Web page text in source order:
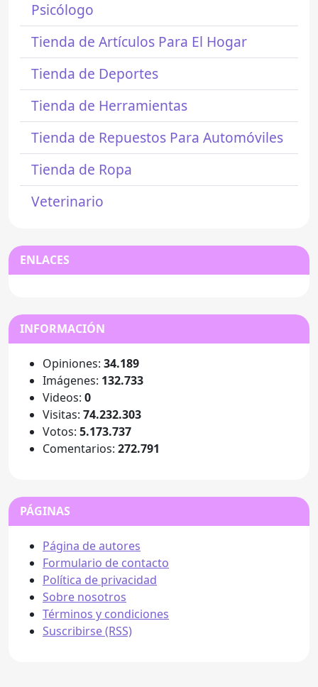
Psicólogo
Tienda de Artículos Para El Hogar
Tienda de Deportes
Tienda de Herramientas
Tienda de Repuestos Para Automóviles
Tienda de Ropa
Veterinario
ENLACES
INFORMACIÓN
Opiniones: 34.189
Imágenes: 132.733
Videos: 0
Visitas: 74.232.303
Votos: 5.173.737
Comentarios: 272.791
PÁGINAS
Página de autores
Formulario de contacto
Política de privacidad
Sobre nosotros
Términos y condiciones
Suscribirse (RSS)